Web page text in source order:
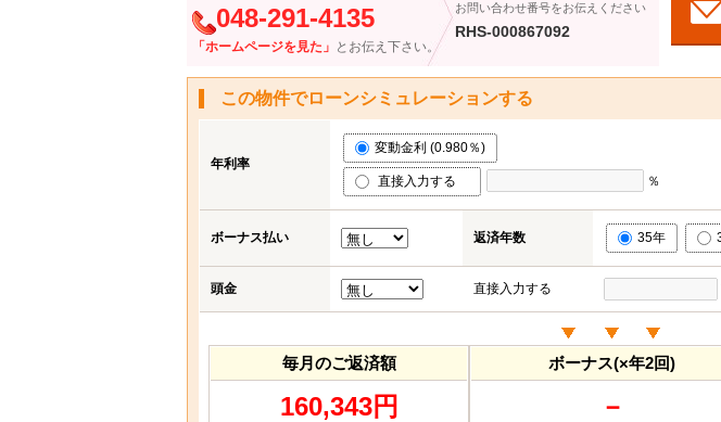
048-291-4135
「ホームページを見た」 とお伝え下さい。
お問い合わせ番号をお伝えください
RHS-000867092
この物件でローンシミュレーションする
年利率
変動金利 (0.980％)
直接入力する ％
ボーナス払い 返済年数 35年
頭金 直接入力する
毎月のご返済額
160,343円
ボーナス(×年2回)
－